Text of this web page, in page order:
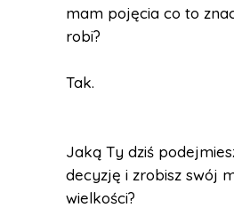
mam pojęcia co to
robi?
Tak.
Jaką Ty dziś
decyzję i zrobisz swój
wielkości?